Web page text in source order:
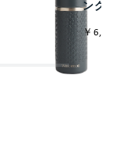
ンク
￥